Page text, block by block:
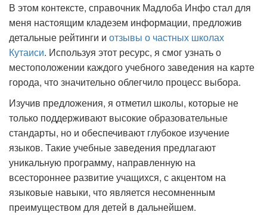
В этом контексте, справочник Мадлоба Инфо стал для
меня настоящим кладезем информации, предложив
детальные рейтинги и отзывы о частных школах
Кутаиси. Используя этот ресурс, я смог узнать о
местоположении каждого учебного заведения на карте
города, что значительно облегчило процесс выбора.
Изучив предложения, я отметил школы, которые не
только поддерживают высокие образовательные
стандарты, но и обеспечивают глубокое изучение
языков. Такие учебные заведения предлагают
уникальную программу, направленную на
всестороннее развитие учащихся, с акцентом на
языковые навыки, что является несомненным
преимуществом для детей в дальнейшем.